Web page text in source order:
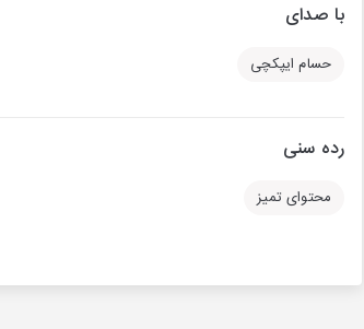
با صدای
حسام ایپکچی
رده سنی
محتوای تمیز